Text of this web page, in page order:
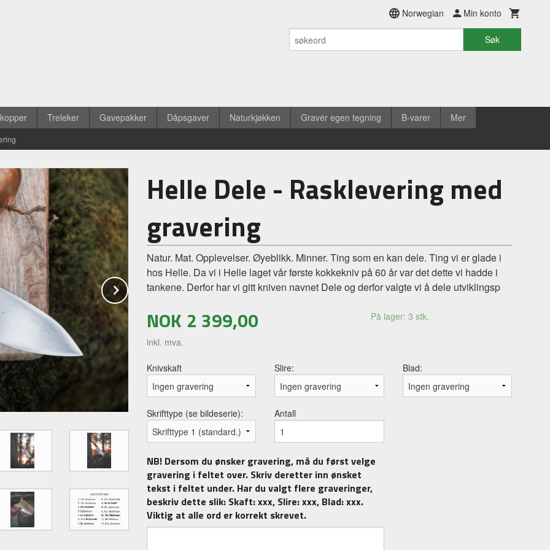
Norwegian Min konto
Søk
Treleker Gavepakker Dåpsgaver Naturkjøkken Gravér egen tegning B-varer Mer
Next
Helle Dele - Rasklevering med
gravering
Natur. Mat. Opplevelser. Øyeblikk. Minner. Ting som en kan dele. Ting vi er glade i
hos Helle. Da vi i Helle laget vår første kokkekniv på 60 år var det dette vi hadde i
tankene. Derfor har vi gitt kniven navnet Dele og derfor valgte vi å dele utviklingsp
NOK 2 399,00
inkl. mva.
På lager: 3 stk.
Knivskaft Slire: Blad:
Skrifttype (se bildeserie): Antall
NB! Dersom du ønsker gravering, må du først velge
gravering i feltet over. Skriv deretter inn ønsket
tekst i feltet under. Har du valgt flere graveringer,
beskriv dette slik: Skaft: xxx, Slire: xxx, Blad: xxx.
Viktig at alle ord er korrekt skrevet.